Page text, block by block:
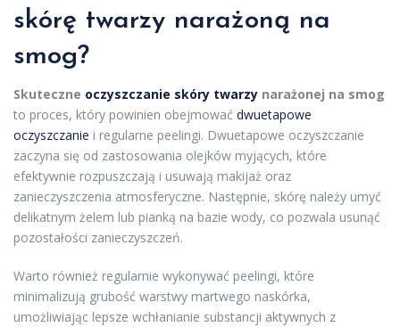
skórę twarzy narażoną na
smog?
Skuteczne oczyszczanie skóry twarzy narażonej na smog
to proces, który powinien obejmować dwuetapowe
oczyszczanie i regularne peelingi. Dwuetapowe oczyszczanie
zaczyna się od zastosowania olejków myjących, które
efektywnie rozpuszczają i usuwają makijaż oraz
zanieczyszczenia atmosferyczne. Następnie, skórę należy umyć
delikatnym żelem lub pianką na bazie wody, co pozwala usunąć
pozostałości zanieczyszczeń.
Warto również regularnie wykonywać peelingi, które
minimalizują grubość warstwy martwego naskórka,
umożliwiając lepsze wchłanianie substancji aktywnych z